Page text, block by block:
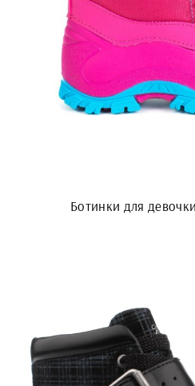
Ботинки для